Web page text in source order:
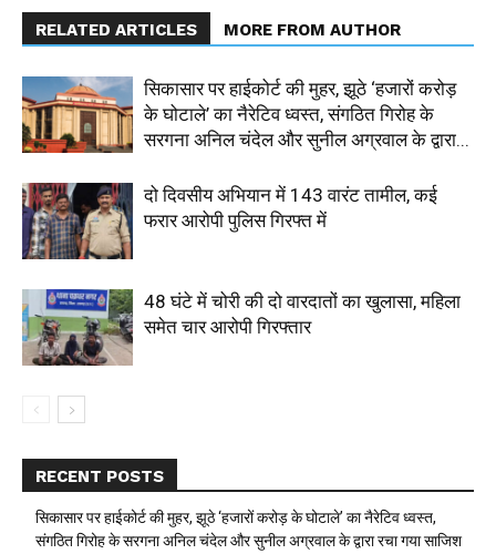
RELATED ARTICLES MORE FROM AUTHOR
सिकासार पर हाईकोर्ट की मुहर, झूठे ‘हजारों करोड़
के घोटाले’ का नैरेटिव ध्वस्त, संगठित गिरोह के
सरगना अनिल चंदेल और सुनील अग्रवाल के द्वारा...
दो दिवसीय अभियान में 143 वारंट तामील, कई
फरार आरोपी पुलिस गिरफ्त में
48 घंटे में चोरी की दो वारदातों का खुलासा, महिला
समेत चार आरोपी गिरफ्तार
RECENT POSTS
सिकासार पर हाईकोर्ट की मुहर, झूठे ‘हजारों करोड़ के घोटाले’ का नैरेटिव ध्वस्त,
संगठित गिरोह के सरगना अनिल चंदेल और सुनील अग्रवाल के द्वारा रचा गया साजिश